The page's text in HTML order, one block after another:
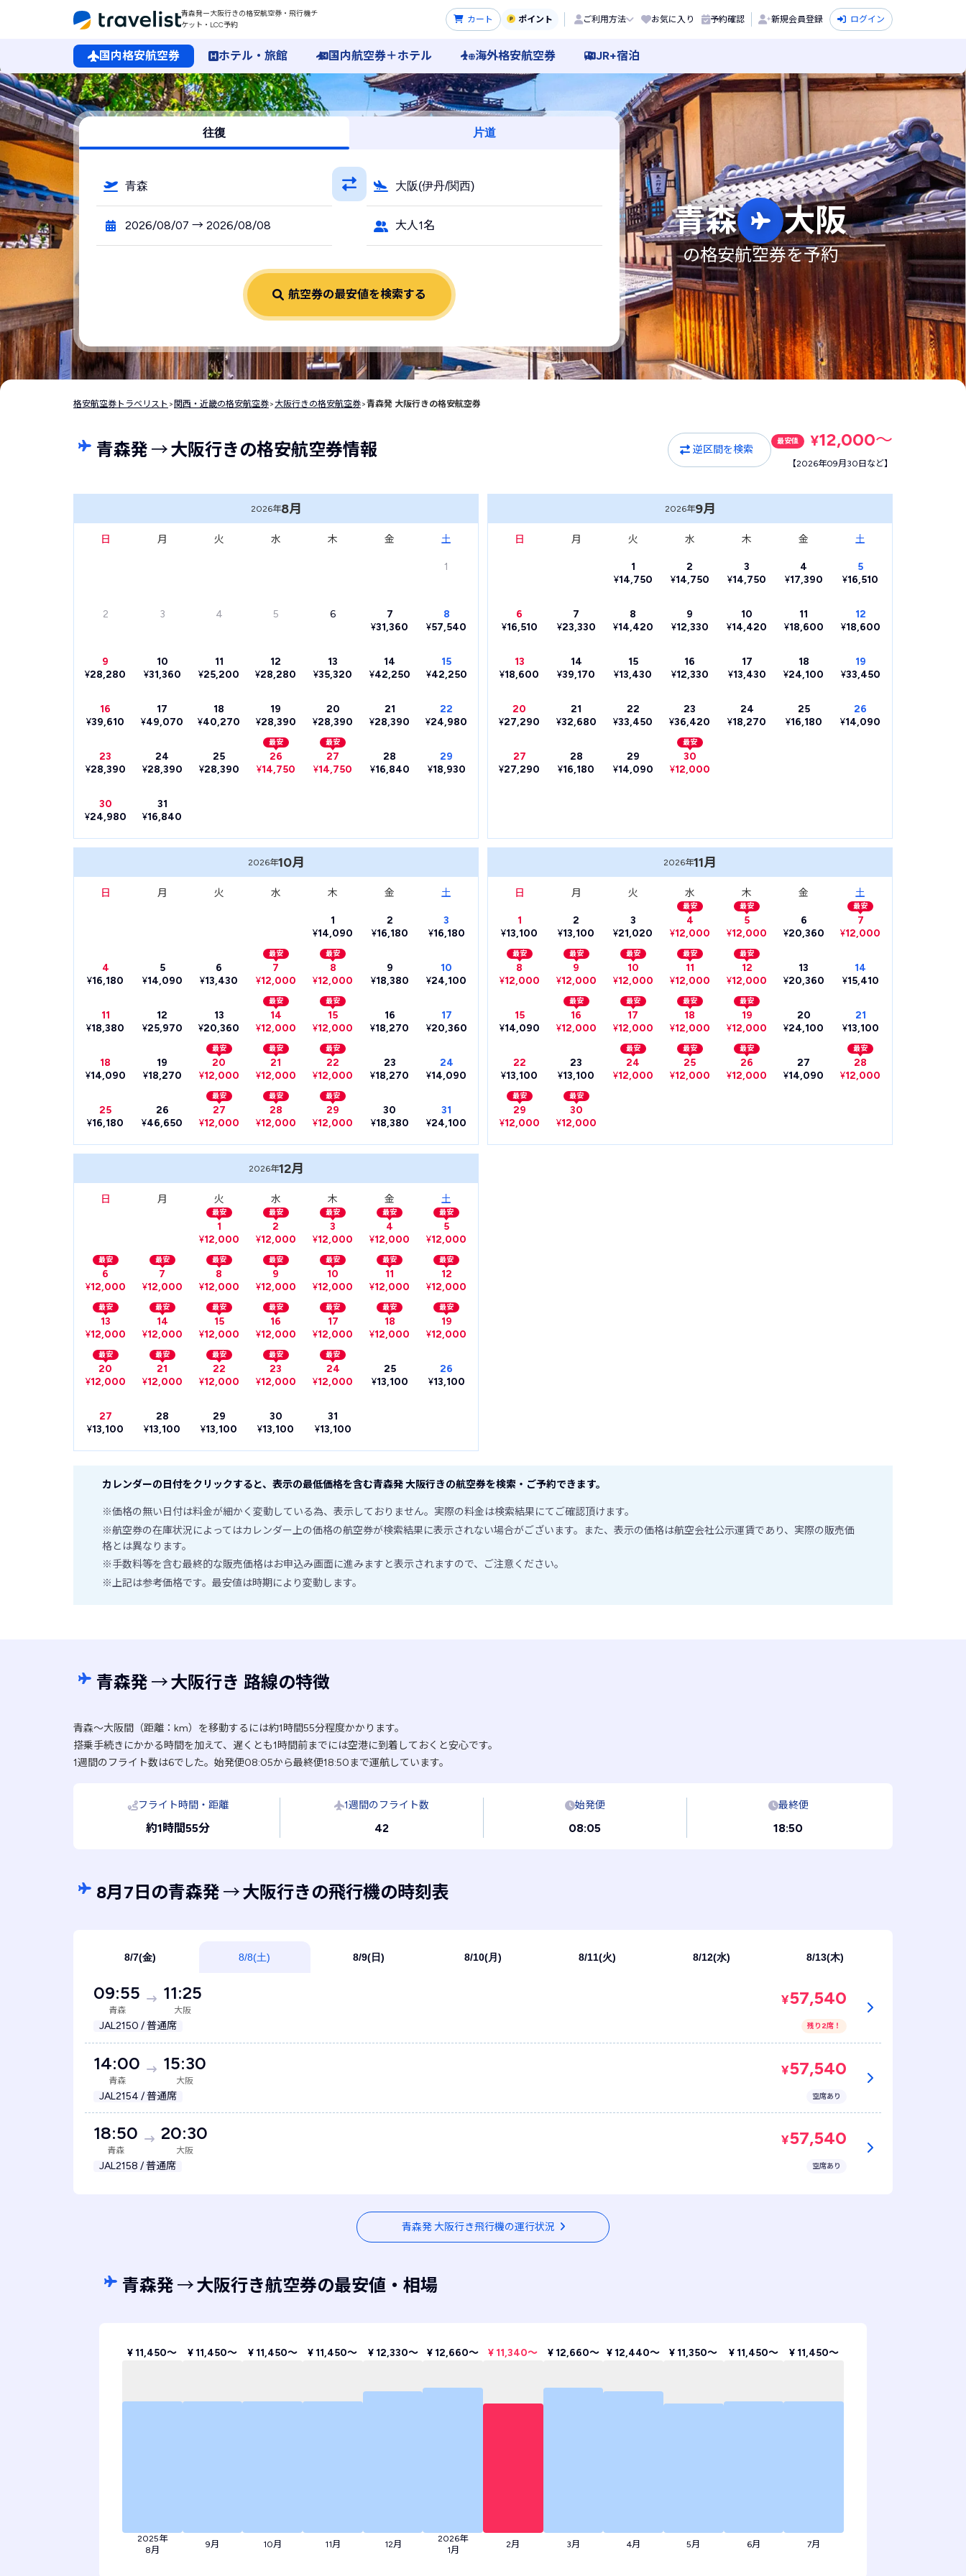
青森発ー大阪行きの格安航空券・飛行機チ
ケット・LCC予約
カート ポイント ご利用方法 お気に入り 予約確認 新規会員登録 ログイン
国内格安航空券 ホテル・旅館 国内航空券＋ホテル 海外格安航空券
JR+宿泊
青森空港発→大阪行きの格安航空券・飛行機・LCC予約
往復 片道
青森 大阪(伊丹/関西)
2026/08/07 → 2026/08/08 大人1名
航空券の最安値を検索する
青森 大阪
の格安航空券を予約
格安航空券トラベリスト > 関西・近畿の格安航空券> 大阪行きの格安航空券>青森発 大阪行きの格安航空券
青森発 →大阪行きの格安航空券情報 逆区間を検索
最安値 ¥12,000〜
【2026年09月30日など】
2026年8月
日 月 火 水 木 金 土
1
2 3 4 5 6
7
¥31,360
8
¥57,540
9
¥28,280
10
¥31,360
11
¥25,200
12
¥28,280
13
¥35,320
14
¥42,250
15
¥42,250
16
¥39,610
17
¥49,070
18
¥40,270
19
¥28,390
20
¥28,390
21
¥28,390
22
¥24,980
23
¥28,390
24
¥28,390
25
¥28,390
最安
26
¥14,750
最安
27
¥14,750
28
¥16,840
29
¥18,930
30
¥24,980
31
¥16,840
2026年9月
日 月 火 水 木 金 土
1
¥14,750
2
¥14,750
3
¥14,750
4
¥17,390
5
¥16,510
6
¥16,510
7
¥23,330
8
¥14,420
9
¥12,330
10
¥14,420
11
¥18,600
12
¥18,600
13
¥18,600
14
¥39,170
15
¥13,430
16
¥12,330
17
¥13,430
18
¥24,100
19
¥33,450
20
¥27,290
21
¥32,680
22
¥33,450
23
¥36,420
24
¥18,270
25
¥16,180
26
¥14,090
27
¥27,290
28
¥16,180
29
¥14,090
最安
30
¥12,000
2026年10月
日 月 火 水 木 金 土
1
¥14,090
2
¥16,180
3
¥16,180
4
¥16,180
5
¥14,090
6
¥13,430
最安
7
¥12,000
最安
8
¥12,000
9
¥18,380
10
¥24,100
11
¥18,380
12
¥25,970
13
¥20,360
最安
14
¥12,000
最安
15
¥12,000
16
¥18,270
17
¥20,360
18
¥14,090
19
¥18,270
最安
20
¥12,000
最安
21
¥12,000
最安
22
¥12,000
23
¥18,270
24
¥14,090
25
¥16,180
26
¥46,650
最安
27
¥12,000
最安
28
¥12,000
最安
29
¥12,000
30
¥18,380
31
¥24,100
2026年11月
日 月 火 水 木 金 土
1
¥13,100
2
¥13,100
3
¥21,020
最安
4
¥12,000
最安
5
¥12,000
6
¥20,360
最安
7
¥12,000
最安
8
¥12,000
最安
9
¥12,000
最安
10
¥12,000
最安
11
¥12,000
最安
12
¥12,000
13
¥20,360
14
¥15,410
15
¥14,090
最安
16
¥12,000
最安
17
¥12,000
最安
18
¥12,000
最安
19
¥12,000
20
¥24,100
21
¥13,100
22
¥13,100
23
¥13,100
最安
24
¥12,000
最安
25
¥12,000
最安
26
¥12,000
27
¥14,090
最安
28
¥12,000
最安
29
¥12,000
最安
30
¥12,000
2026年12月
日 月 火 水 木 金 土
最安
1
¥12,000
最安
2
¥12,000
最安
3
¥12,000
最安
4
¥12,000
最安
5
¥12,000
最安
6
¥12,000
最安
7
¥12,000
最安
8
¥12,000
最安
9
¥12,000
最安
10
¥12,000
最安
11
¥12,000
最安
12
¥12,000
最安
13
¥12,000
最安
14
¥12,000
最安
15
¥12,000
最安
16
¥12,000
最安
17
¥12,000
最安
18
¥12,000
最安
19
¥12,000
最安
20
¥12,000
最安
21
¥12,000
最安
22
¥12,000
最安
23
¥12,000
最安
24
¥12,000
25
¥13,100
26
¥13,100
27
¥13,100
28
¥13,100
29
¥13,100
30
¥13,100
31
¥13,100
カレンダーの日付をクリックすると、表示の最低価格を含む青森発 大阪行きの航空券を検索・ご予約できます。
※価格の無い日付は料金が細かく変動している為、表示しておりません。実際の料金は検索結果にてご確認頂けます。
※航空券の在庫状況によってはカレンダー上の価格の航空券が検索結果に表示されない場合がございます。また、表示の価格は航空会社公示運賃であり、実際の販売価
格とは異なります。
※手数料等を含む最終的な販売価格はお申込み画面に進みますと表示されますので、ご注意ください。
※上記は参考価格です。最安値は時期により変動します。
青森発 →大阪行き 路線の特徴
青森〜大阪間（距離：km）を移動するには約1時間55分程度かかります。
搭乗手続きにかかる時間を加えて、遅くとも1時間前までには空港に到着しておくと安心です。
1週間のフライト数は6でした。始発便08:05から最終便18:50まで運航しています。
フライト時間・距離
約1時間55分
1週間のフライト数
42
始発便
08:05
最終便
18:50
8月7日の青森発 →大阪行きの飛行機の時刻表
8/7(金) 8/8(土) 8/9(日) 8/10(月) 8/11(火) 8/12(水) 8/13(木)
09:55
青森
11:25
大阪
JAL2150 / 普通席
¥57,540
残り2席！
14:00
青森
15:30
大阪
JAL2154 / 普通席
¥57,540
空席あり
18:50
青森
20:30
大阪
JAL2158 / 普通席
¥57,540
空席あり
青森発 大阪行き飛行機の運行状況
青森発 →大阪行き航空券の最安値・相場
2025年
8月
¥ 11,450〜
9月
¥ 11,450〜
10月
¥ 11,450〜
11月
¥ 11,450〜
12月
¥ 12,330〜
2026年
1月
¥ 12,660〜
2月
¥ 11,340〜
3月
¥ 12,660〜
4月
¥ 12,440〜
5月
¥ 11,350〜
6月
¥ 11,450〜
7月
¥ 11,450〜